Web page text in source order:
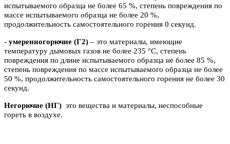
испытываемого образца не более 65 %, степень повреждения по
массе испытываемого образца не более 20 %,
продолжительность самостоятельного горения 0 секунд.
- умеренногорючие (Г2) – это материалы, имеющие
температуру дымовых газов не более 235 °C, степень
повреждения по длине испытываемого образца не более 85 %,
степень повреждения по массе испытываемого образца не более
50 %, продолжительность самостоятельного горения не более 30
секунд.
Негорючие (НГ) это вещества и материалы, неспособные
гореть в воздухе.